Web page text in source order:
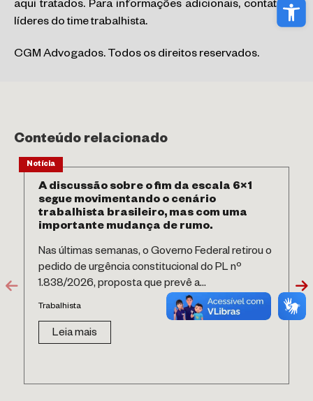
aqui tratados. Para informações adicionais, contate os
líderes do time trabalhista.
CGM Advogados. Todos os direitos reservados.
Conteúdo relacionado
Notícia
A discussão sobre o fim da escala 6×1
segue movimentando o cenário
trabalhista brasileiro, mas com uma
importante mudança de rumo.
Nas últimas semanas, o Governo Federal retirou o
pedido de urgência constitucional do PL nº
1.838/2026, proposta que prevê a...
Trabalhista
Leia mais